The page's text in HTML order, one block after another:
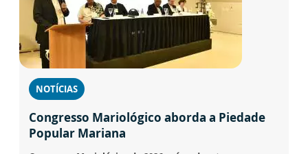
NOTÍCIAS
Congresso Mariológico aborda a Piedade
Popular Mariana